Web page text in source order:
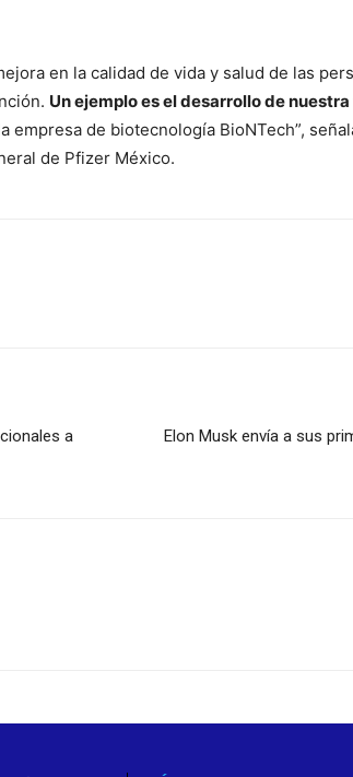
en la calidad de vida y salud de las
Un ejemplo es el desarrollo de
empresa de biotecnología BioNTech”,
de Pfizer México.
a
Elon Musk envía a sus